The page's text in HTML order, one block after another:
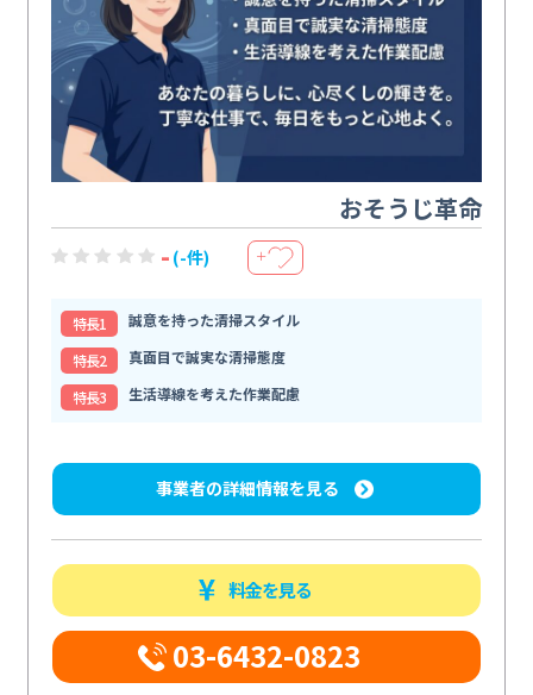
おそうじ革命
- (-件) ＋
特⻑1
誠意を持った清掃スタイル
特⻑2
真面目で誠実な清掃態度
特⻑3
生活導線を考えた作業配慮
事業者の詳細情報を見る
料金を見る
03-6432-0823